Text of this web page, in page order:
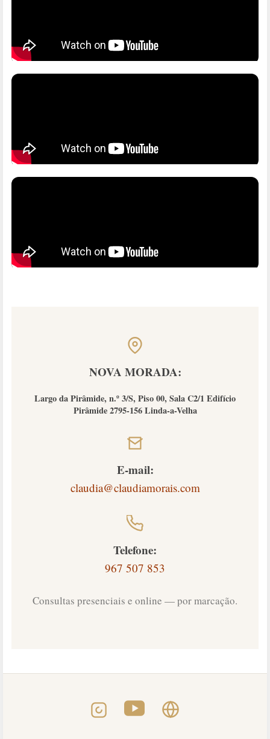
NOVA MORADA:
Largo da Pirâmide, n.º 3/S, Piso 00, Sala C2/1 Edifício
Pirâmide 2795-156 Linda-a-Velha
E-mail:
claudia@claudiamorais.com
Telefone:
967 507 853
Consultas presenciais e online — por marcação.